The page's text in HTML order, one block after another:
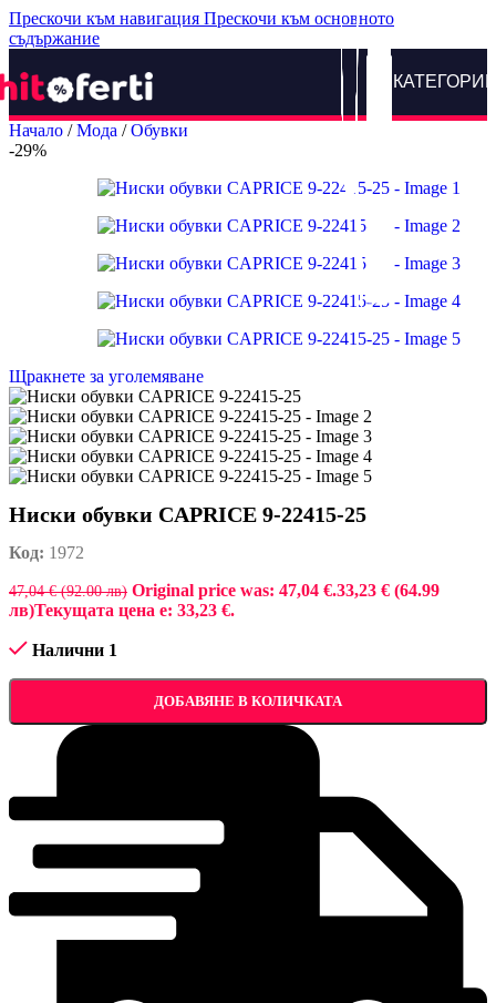
Прескочи към навигация Прескочи към основното
съдържание
Начало / Мода / Обувки
-29%
Щракнете за уголемяване
Ниски обувки CAPRICE 9-22415-25
Код: 1972
47,04 € (92.00 лв) Original price was: 47,04 €.33,23 € (64.99
лв)Текущата цена е: 33,23 €.
Налични 1
ДОБАВЯНЕ В КОЛИЧКАТА